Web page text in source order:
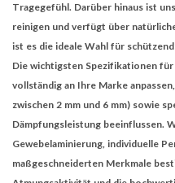
Tragegefühl. Darüber hinaus ist
reinigen und verfügt über
ist es die ideale Wahl für
Die wichtigsten Spezifikationen
vollständig an Ihre Marke
zwischen 2 mm und 6 mm) sowie
Dämpfungsleistung beeinflussen.
Gewebelaminierung, individuelle
maßgeschneiderten Merkmale